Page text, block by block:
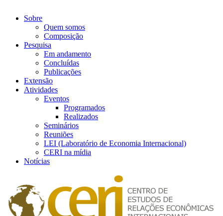
Sobre
Quem somos
Composição
Pesquisa
Em andamento
Concluídas
Publicações
Extensão
Atividades
Eventos
Programados
Realizados
Seminários
Reuniões
LEI (Laboratório de Economia Internacional)
CERI na mídia
Notícias